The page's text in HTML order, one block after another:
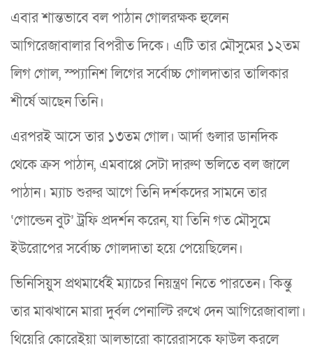
এবার শান্তভাবে বল পাঠান গোলরক্ষক হুলেন
আগিরেজাবালার বিপরীত দিকে। এটি তার মৌসুমের ১২তম
লিগ গোল, স্প্যানিশ লিগের সর্বোচ্চ গোলদাতার তালিকার
শীর্ষে আছেন তিনি।
এরপরই আসে তার ১৩তম গোল। আর্দা গুলার ডানদিক
থেকে ক্রস পাঠান, এমবাপ্পে সেটা দারুণ ভলিতে বল জালে
পাঠান। ম্যাচ শুরুর আগে তিনি দর্শকদের সামনে তার
‘গোল্ডেন বুট’ ট্রফি প্রদর্শন করেন, যা তিনি গত মৌসুমে
ইউরোপের সর্বোচ্চ গোলদাতা হয়ে পেয়েছিলেন।
ভিনিসিয়ুস প্রথমার্ধেই ম্যাচের নিয়ন্ত্রণ নিতে পারতেন। কিন্তু
তার মাঝখানে মারা দুর্বল পেনাল্টি রুখে দেন আগিরেজাবালা।
থিয়েরি কোরেইয়া আলভারো কারেরাসকে ফাউল করলে